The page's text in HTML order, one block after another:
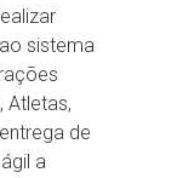
sistema
Atletas,
de
a